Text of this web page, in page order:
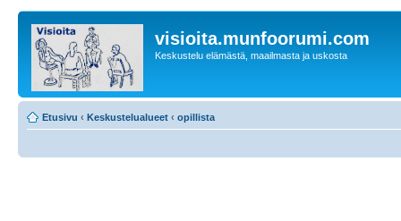
visioita.munfoorumi.com
Keskustelu elämästä, maailmasta ja uskosta
Etusivu ‹ Keskustelualueet ‹ opillista